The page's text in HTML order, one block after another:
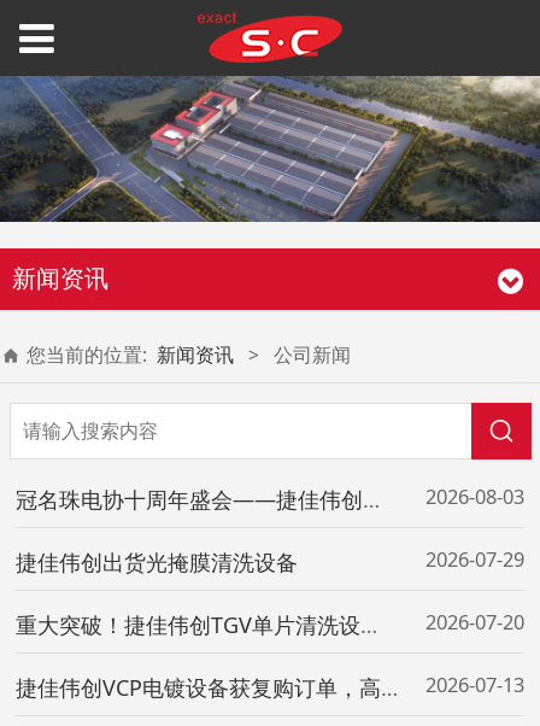
新闻资讯
您当前的位置: 新闻资讯 > 公司新闻
冠名珠电协十周年盛会——捷佳伟创推出高纵横比通孔电镀国产方案 2026-08-03
捷佳伟创出货光掩膜清洗设备 2026-07-29
重大突破！捷佳伟创TGV单片清洗设备取得量产订单 2026-07-20
捷佳伟创VCP电镀设备获复购订单，高端PCB业务持续放量 2026-07-13